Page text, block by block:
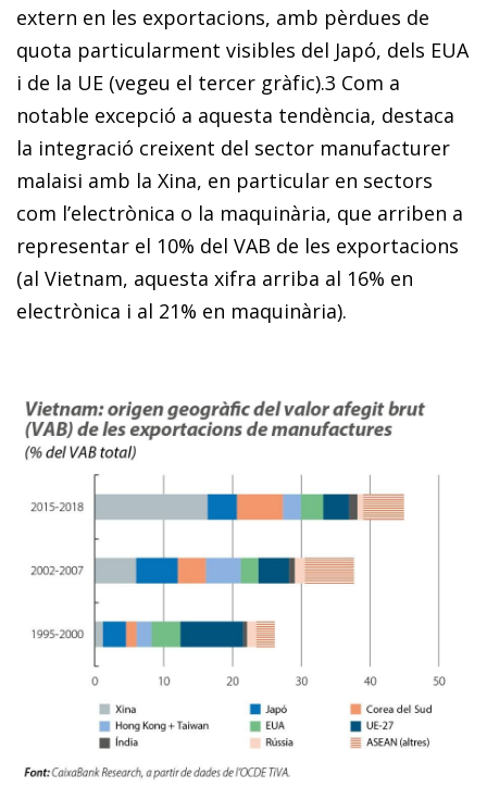
extern en les exportacions, amb pèrdues de
quota particularment visibles del Japó, dels EUA
i de la UE (vegeu el tercer gràfic).3 Com a
notable excepció a aquesta tendència, destaca
la integració creixent del sector manufacturer
malaisi amb la Xina, en particular en sectors
com l’electrònica o la maquinària, que arriben a
representar el 10% del VAB de les exportacions
(al Vietnam, aquesta xifra arriba al 16% en
electrònica i al 21% en maquinària).